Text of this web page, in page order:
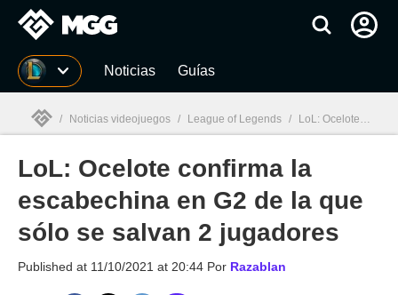
MGG Noticias Guías
MGG
/ Noticias videojuegos / League of Legends / LoL: Ocelote confirma la escabechina en G2 de la que sólo se salvan 2 jugadores
LoL: Ocelote confirma la
escabechina en G2 de la que
sólo se salvan 2 jugadores
Published at 11/10/2021 at 20:44 Por Razablan